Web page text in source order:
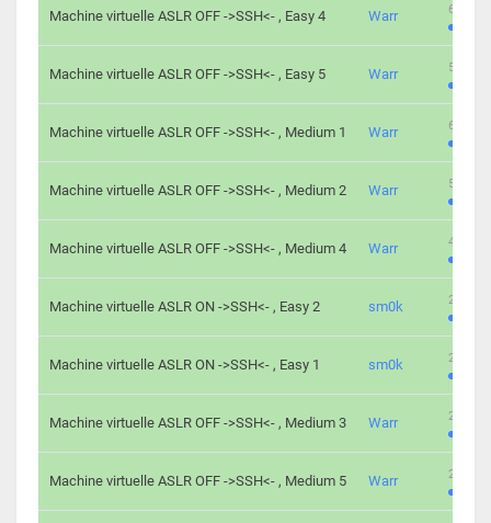
Machine virtuelle ASLR OFF ->SSH<- , Easy 4 Warr 645
Machine virtuelle ASLR OFF ->SSH<- , Easy 5 Warr 561
Machine virtuelle ASLR OFF ->SSH<- , Medium 1 Warr 605
Machine virtuelle ASLR OFF ->SSH<- , Medium 2 Warr 509
Machine virtuelle ASLR OFF ->SSH<- , Medium 4 Warr 413
Machine virtuelle ASLR ON ->SSH<- , Easy 2 sm0k 247
Machine virtuelle ASLR ON ->SSH<- , Easy 1 sm0k 219
Machine virtuelle ASLR OFF ->SSH<- , Medium 3 Warr 280
Machine virtuelle ASLR OFF ->SSH<- , Medium 5 Warr 265